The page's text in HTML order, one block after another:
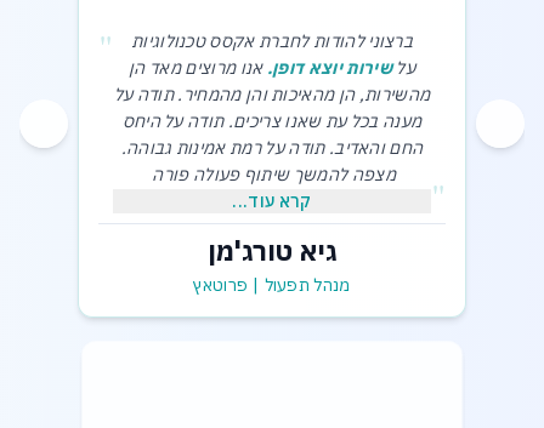
"
ברצוני להודות לחברת אקסס טכנולוגיות
עלשירות יוצא דופן. אנו מרוצים מאד הן
מהשירות, הן מהאיכות והן מהמחיר. תודה על
מענה בכל עת שאנו צריכים. תודה על היחס
החם והאדיב. תודה על רמת אמינות גבוהה.
מצפה להמשך שיתוף פעולה פורה
,בכבוד רב
גיא תורג'מן-מנהל תפעול
" קרא עוד...
גיא טורג'מן
מנהל תפעול | פרוטאץ